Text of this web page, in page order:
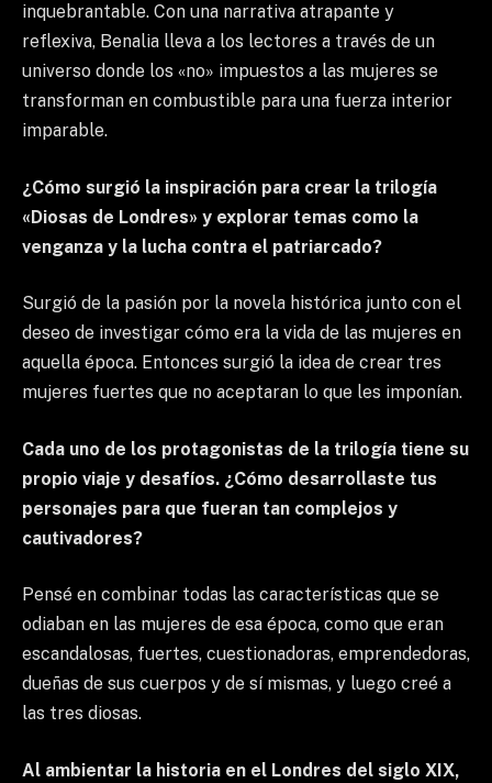
inquebrantable. Con una narrativa atrapante y
reflexiva, Benalia lleva a los lectores a través de un
universo donde los «no» impuestos a las mujeres se
transforman en combustible para una fuerza interior
imparable.
¿Cómo surgió la inspiración para crear la trilogía
«Diosas de Londres» y explorar temas como la
venganza y la lucha contra el patriarcado?
Surgió de la pasión por la novela histórica junto con el
deseo de investigar cómo era la vida de las mujeres en
aquella época. Entonces surgió la idea de crear tres
mujeres fuertes que no aceptaran lo que les imponían.
Cada uno de los protagonistas de la trilogía tiene su
propio viaje y desafíos. ¿Cómo desarrollaste tus
personajes para que fueran tan complejos y
cautivadores?
Pensé en combinar todas las características que se
odiaban en las mujeres de esa época, como que eran
escandalosas, fuertes, cuestionadoras, emprendedoras,
dueñas de sus cuerpos y de sí mismas, y luego creé a
las tres diosas.
Al ambientar la historia en el Londres del siglo XIX,